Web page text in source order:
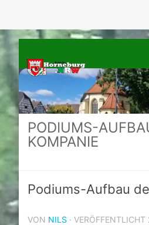
Zum Inhalt springen
PODIUMS-
KOMPANIE
Podiums-Aufbau
VON NILS · VERÖFFENTLICHT